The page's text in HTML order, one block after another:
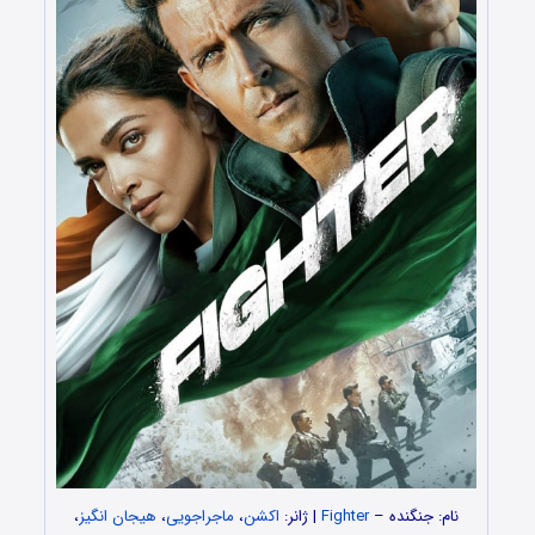
نام: جنگنده –Fighter | ژانر: اکشن، ماجراجویی، هیجان انگیز،